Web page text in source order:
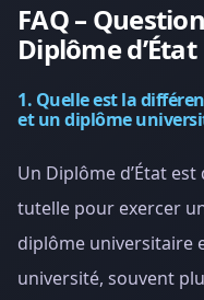
FAQ –
Diplôme d’État
1. Quelle est la
et un diplôme
Un Diplôme d’État
tutelle pour exercer
diplôme universitaire
université, souvent